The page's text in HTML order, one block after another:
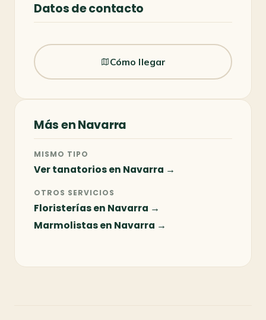
Datos de contacto
Cómo llegar
Más en Navarra
MISMO TIPO
Ver tanatorios en Navarra →
OTROS SERVICIOS
Floristerías en Navarra →
Marmolistas en Navarra →